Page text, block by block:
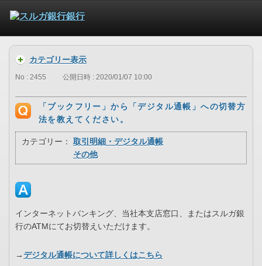
カテゴリー表示
No : 2455 公開日時 : 2020/01/07 10:00
「ブックフリー」から「デジタル通帳」への切替方
法を教えてください。
カテゴリー：
取引明細・デジタル通帳
その他
インターネットバンキング、当社本支店窓口、またはスルガ銀
行のATMにてお切替えいただけます。
→デジタル通帳について詳しくはこちら